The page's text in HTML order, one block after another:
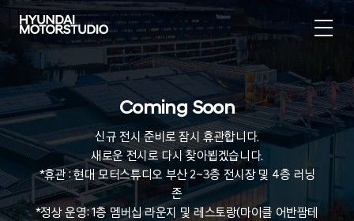
Coming Soon
신규 전시 준비로 잠시 휴관합니다.
새로운 전시로 다시 찾아뵙겠습니다.
*휴관 : 현대 모터스튜디오 부산 2~3층 전시장 및 4층 러닝
존
*정상 운영: 1층 멤버십 라운지 및 레스토랑(마이클 어반팜테